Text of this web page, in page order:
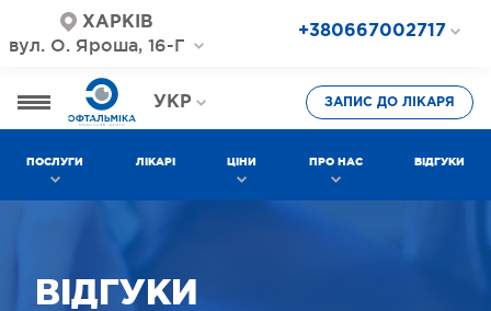
ХАРКІВ
вул. О. Яроша, 16-Г
+380667002717
+380577002717
УКР
РОС
ЗАПИС ДО ЛІКАРЯ
ПОСЛУГИ ЛІКАРІ ЦІНИ ПРО НАС ВІДГУКИ
ВІДГУКИ